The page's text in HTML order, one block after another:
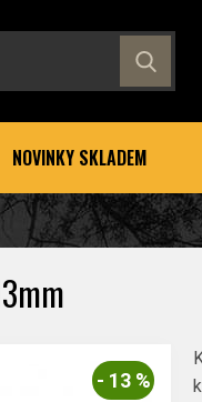
NOVINKY SKLADEM
- 13 %